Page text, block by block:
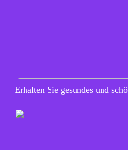
Erhalten Sie gesundes und